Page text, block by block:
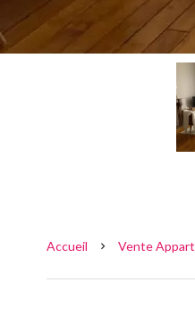
Accueil Vente